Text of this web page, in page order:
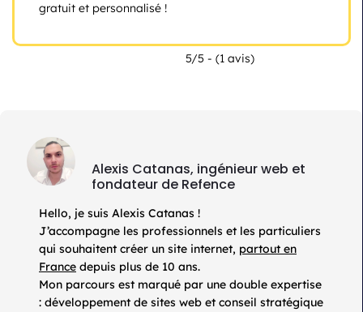
gratuit et personnalisé !
5/5 - (1 avis)
Alexis Catanas, ingénieur web et
fondateur de Refence
Hello, je suis Alexis Catanas !
J’accompagne les professionnels et les particuliers
qui souhaitent créer un site internet, partout en
France depuis plus de 10 ans.
Mon parcours est marqué par une double expertise
: développement de sites web et conseil stratégique